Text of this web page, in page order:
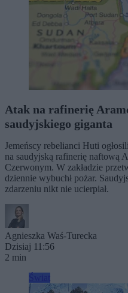
Atak na rafinerię
saudyjskiego giganta
Jemeńscy rebelianci Huti
na saudyjską rafinerię naftową
Czerwonym. W zakładzie
dziennie wybuchł pożar.
zdarzeniu nikt nie ucierpiał.
Agnieszka Waś-Turecka
Dzisiaj 11:56
2 min